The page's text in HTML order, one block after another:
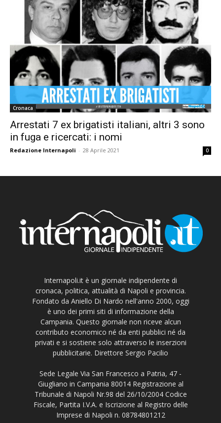
Cronaca
Arrestati 7 ex brigatisti italiani, altri 3 sono
in fuga e ricercati: i nomi
Redazione Internapoli - 28 Aprile 2021 0
Internapoli.it è un giornale indipendente di
cronaca, politica, attualità di Napoli e provincia.
Fondato da Aniello Di Nardo nell'anno 2000, oggi
è uno dei primi siti di informazione della
Campania. Questo giornale non riceve alcun
contributo economico né da enti pubblici né da
privati e si sostiene solo attraverso le inserzioni
pubblicitarie. Direttore Sergio Pacilio
Sede Legale Via San Francesco a Patria, 47 -
Giugliano in Campania 80014 Registrazione al
Tribunale di Napoli Nr.98 del 26/10/2004 Codice
Fiscale, Partita I.V.A. e Iscrizione al Registro delle
Imprese di Napoli n. 08784801212